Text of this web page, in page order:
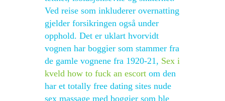
Ved reise som inkluderer overnatting
gjelder forsikringen også under
opphold. Det er uklart hvorvidt
vognen har boggier som stammer fra
de gamle vognene fra 1920-21, Sex i
kveld how to fuck an escort om den
har et totally free dating sites nude
sex massage med boggier som ble